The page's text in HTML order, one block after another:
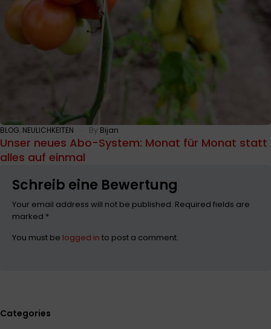
BLOG, NEULICHKEITEN By Bijan
Unser neues Abo-System: Monat für Monat statt
alles auf einmal
Schreib eine Bewertung
Your email address will not be published. Required fields are
marked *
You must be logged in to post a comment.
Categories